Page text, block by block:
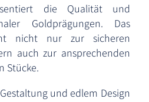
die Qualität und
Goldprägungen. Das
nicht nur zur sicheren
auch zur ansprechenden
Stücke.
und edlem Design